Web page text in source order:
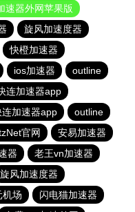
速器外网苹果版
旋风加速度器
快橙加速器
ios加速器
outline
连加速器app
连加速器app
outline
官网
安易加速器
器
老王vn加速器
旋风加速度器
机场
闪电猫加速器